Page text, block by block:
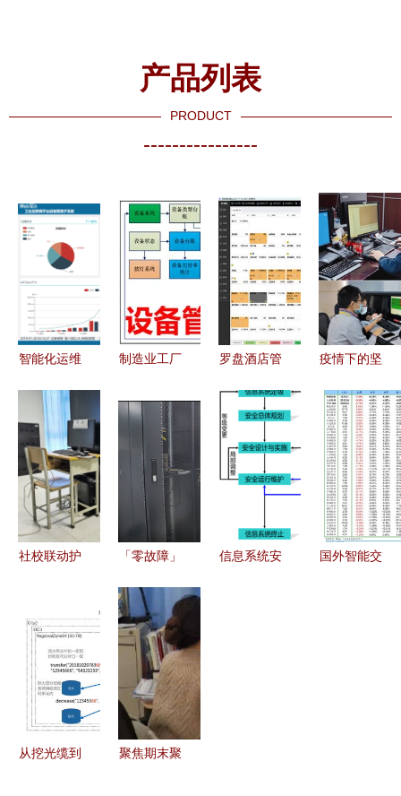
产品列表
PRODUCT
----------------
智能化运维
控与历史数
据处理服务
制造业工厂
理与信息系
统运维服务
协同策略
罗盘酒店管
新功能上线
智能化运营
体验全面升
疫情下的坚
融基础设施
平稳运行的
背后
社校联动护
停学——辽
宁城建学院
信息系统运
维纪实
「零故障」
化赋能 解
析兴仁供电
局双向保障
模式
信息系统安
国外智能交
从挖光缆到
聚焦期末聚